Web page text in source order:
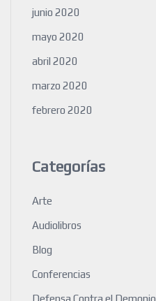
junio 2020
mayo 2020
abril 2020
marzo 2020
febrero 2020
Categorías
Arte
Audiolibros
Blog
Conferencias
Defensa Contra el Demonio